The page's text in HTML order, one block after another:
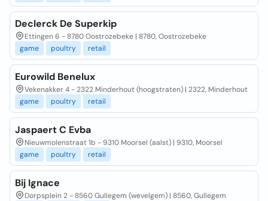
Declerck De Superkip
Ettingen 6 - 8780 Oostrozebeke | 8780, Oostrozebeke
game
poultry retail
Eurowild Benelux
Vekenakker 4 - 2322 Minderhout (hoogstraten) | 2322, Minderhout
game
poultry retail
Jaspaert C Evba
Nieuwmolenstraat 1b - 9310 Moorsel (aalst) | 9310, Moorsel
game
poultry retail
Bij Ignace
Dorpsplein 2 - 8560 Gullegem (wevelgem) | 8560, Gullegem